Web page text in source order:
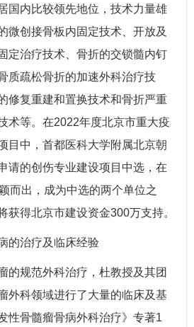
国内比较领先地位，技术力量雄
微创接骨板内固定技术、开放及
定治疗技术、骨折的交锁髓内钉
质疏松骨折的加速外科治疗技
修复重建和置换技术和骨折严重
术等。在2022年度北京市重大疫
目中，首都医科大学附属北京朝
请的创伤专业建设项目中选，在
而出，成为中选的两个单位之
获得北京市建设资金300万支持。
治疗及临床经验
规范外科治疗，杜教授及其团
外科领域进行了大量的临床及基
性骨髓瘤骨病外科治疗》专著1